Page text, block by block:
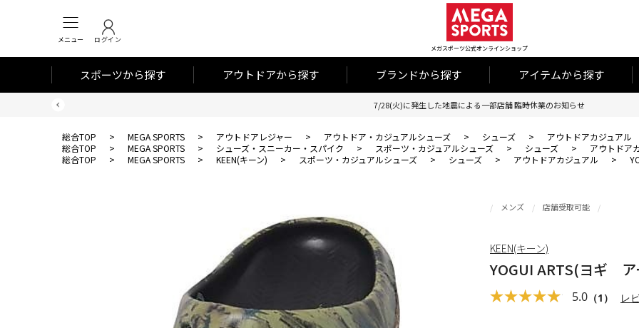
メニュー ログイン
メガスポーツ公式オンラインショップ
スポーツから探す アウトドアから探す ブランドから探す アイテムから探す
7/28(火)に発生した地震による一部店舗 臨時休業のお知らせ
総合TOP > MEGA SPORTS > アウトドアレジャー > アウトドア・カジュアルシューズ > シューズ > アウトドアカジュアル
総合TOP
> MEGA SPORTS > シューズ・スニーカー・スパイク > スポーツ・カジュアルシューズ > シューズ > アウトドア
総合TOP
> MEGA SPORTS > KEEN(キーン) > スポーツ・カジュアルシューズ > シューズ > アウトドアカジュアル >
メンズ 店舗受取可能
YOGUI ARTS(ヨギ ア
5.0 （1） レ
KEEN(キーン)